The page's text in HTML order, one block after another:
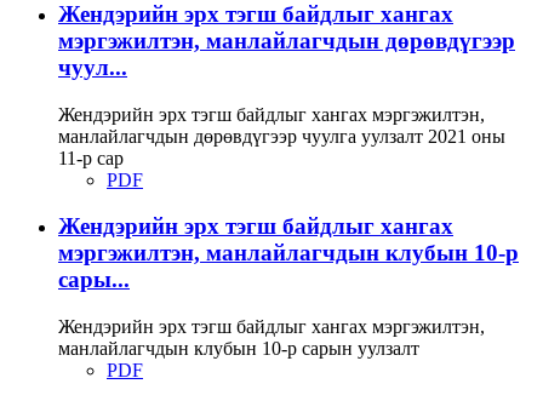
Жендэрийн эрх тэгш байдлыг хангах
мэргэжилтэн, манлайлагчдын дөрөвдүгээр
чуул...
Жендэрийн эрх тэгш байдлыг хангах мэргэжилтэн,
манлайлагчдын дөрөвдүгээр чуулга уулзалт 2021 оны
11-р сар
PDF
Жендэрийн эрх тэгш байдлыг хангах
мэргэжилтэн, манлайлагчдын клубын 10-р
сары...
Жендэрийн эрх тэгш байдлыг хангах мэргэжилтэн,
манлайлагчдын клубын 10-р сарын уулзалт
PDF